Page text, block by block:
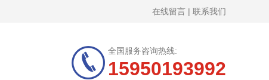
在线留言 | 联系我们
全国服务咨询热线:
15950193992